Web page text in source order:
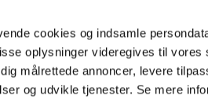
cookies og indsamle
oplysninger videregives til vores
målrettede annoncer, levere
og udvikle tjenester. Se mere